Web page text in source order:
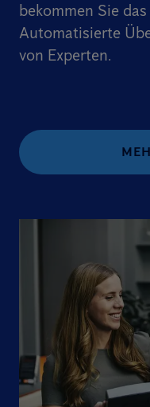
bekommen Sie
Automatisierte
von Experten.